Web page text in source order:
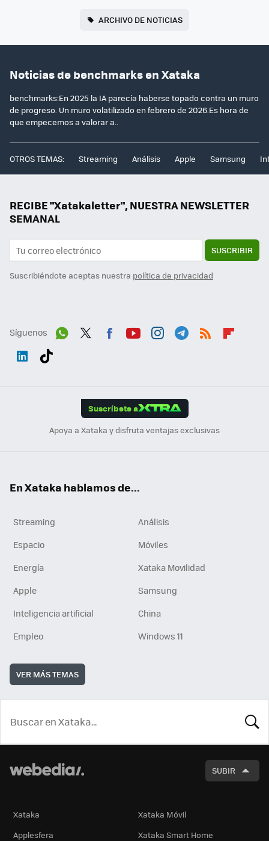
ARCHIVO DE NOTICIAS
Noticias de benchmarks en Xataka
benchmarks:En 2025 la IA parecía haberse topado contra un muro
de progreso. Un muro volatilizado en febrero de 2026.Es hora de
que empecemos a valorar a..
OTROS TEMAS: Streaming Análisis Apple Samsung
RECIBE "Xatakaletter", NUESTRA NEWSLETTER
SEMANAL
SUSCRIBIR
Suscribiéndote aceptas nuestra política de privacidad
Síguenos
Suscríbete a
Apoya a Xataka y disfruta ventajas exclusivas
En Xataka hablamos de...
Streaming
Análisis
Espacio
Móviles
Energía
Xataka Movilidad
Apple
Samsung
Inteligencia artificial
China
Empleo
Windows 11
VER MÁS TEMAS
SUBIR
Xataka
Xataka Móvil
Applesfera
Xataka Smart Home